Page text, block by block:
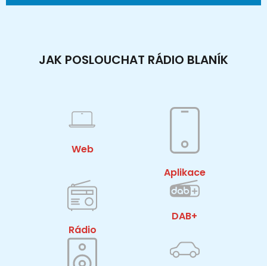
JAK POSLOUCHAT RÁDIO BLANÍK
Web
Aplikace
Rádio
DAB+